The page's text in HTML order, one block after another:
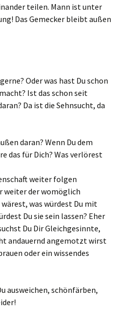
teilen. Mann ist unter
Das Gemecker bleibt außen
Oder was hast Du schon
Ist das schon seit
Da ist die Sehnsucht, da
daran? Wenn Du dem
das für Dich? Was verlörest
weiter folgen
weiter der womöglich
was würdest Du mit
Du sie sein lassen? Eher
Du Dir Gleichgesinnte,
andauernd angemotzt wirst
oder ein wissendes
ausweichen, schönfärben,